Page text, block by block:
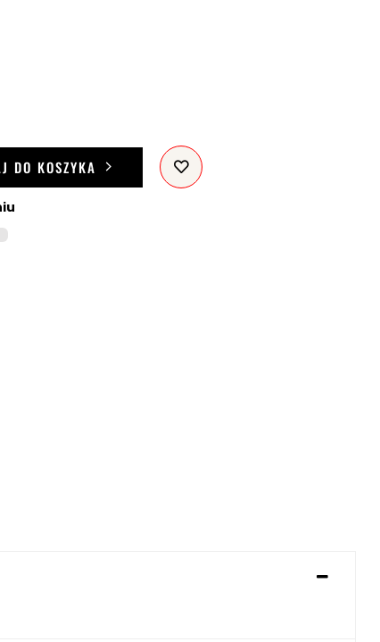
DO KOSZYKA